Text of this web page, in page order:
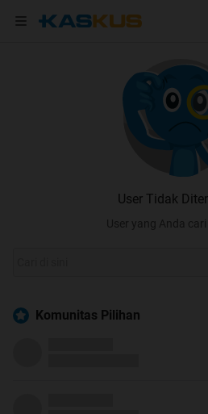
User Tidak
User yang Anda
Komunitas Pilihan